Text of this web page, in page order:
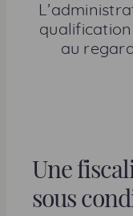
au
Une
sous